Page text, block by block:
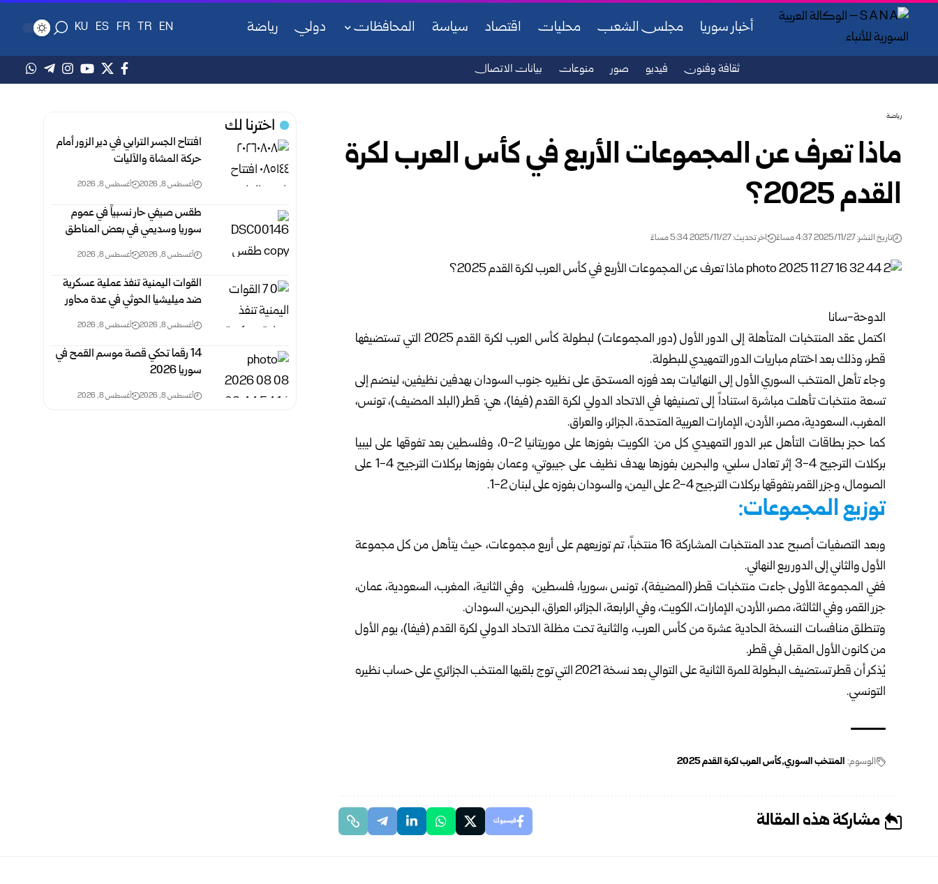
أخبار سوريا مجلس الشعب محليات اقتصاد سياسة المحافظات دولي رياضة EN
TR
FR
ES
KU
ثقافة وفنون فيديو صور منوعات بيانات الاتصال
رياضة
ماذا تعرف عن المجموعات الأربع في كأس العرب لكرة
القدم 2025؟
تاريخ النشر: 2025/11/27 4:37 مساءً اخر تحديث: 2025/11/27 5:34 مساءً
الدوحة-سانا
اكتمل عقد المنتخبات المتأهلة إلى الدور الأول (دور المجموعات) لبطولة كأس العرب لكرة القدم 2025 التي تستضيفها
قطر، وذلك بعد اختتام مباريات الدور التمهيدي للبطولة.
وجاء تأهل المنتخب السوري الأول إلى النهائيات بعد فوزه المستحق على نظيره جنوب السودان بهدفين نظيفين، لينضم إلى
تسعة منتخبات تأهلت مباشرة استناداً إلى تصنيفها في الاتحاد الدولي لكرة القدم (فيفا)، هي: قطر (البلد المضيف)، تونس،
المغرب، السعودية، مصر، الأردن، الإمارات العربية المتحدة، الجزائر، والعراق.
كما حجز بطاقات التأهل عبر الدور التمهيدي كل من: الكويت بفوزها على موريتانيا 2-0، وفلسطين بعد تفوقها على ليبيا
بركلات الترجيح 4-3 إثر تعادل سلبي، والبحرين بفوزها بهدف نظيف على جيبوتي، وعمان بفوزها بركلات الترجيح 4-1 على
الصومال، وجزر القمر بتفوقها بركلات الترجيح 4-2 على اليمن، والسودان بفوزه على لبنان 2-1.
توزيع المجموعات:
وبعد التصفيات أصبح عدد المنتخبات المشاركة 16 منتخباً، تم توزيعهم على أربع مجموعات، حيث يتأهل من كل مجموعة
الأول والثاني إلى الدور ربع النهائي.
ففي المجموعة الأولى جاءت منتخبات قطر (المضيفة)، تونس ،سوريا، فلسطين، وفي الثانية، المغرب، السعودية، عمان،
جزر القمر، وفي الثالثة، مصر، الأردن، الإمارات، الكويت، وفي الرابعة، الجزائر، العراق، البحرين، السودان.
وتنطلق منافسات النسخة الحادية عشرة من كأس العرب، والثانية تحت مظلة الاتحاد الدولي لكرة القدم (فيفا)، يوم الأول
من كانون الأول المقبل في قطر.
يُذكر أن قطر تستضيف البطولة للمرة الثانية على التوالي بعد نسخة 2021 التي توج بلقبها المنتخب الجزائري على حساب نظيره
التونسي.
الوسوم: المنتخب السوري كأس العرب لكرة القدم 2025
مشاركة هذه المقالة فيسبوك
اخترنا لك
افتتاح الجسر الترابي في دير الزور أمام
حركة المشاة والآليات
أغسطس 8, 2026 أغسطس 8, 2026
طقس صيفي حار نسبياً في عموم
سوريا وسديمي في بعض ‏المناطق‎ ‎
أغسطس 8, 2026 أغسطس 8, 2026
القوات اليمنية تنفذ عملية عسكرية
ضد ميليشيا الحوثي في ‏عدة محاور ‏
أغسطس 8, 2026 أغسطس 8, 2026
14 رقما تحكي قصة موسم القمح في
سوريا 2026
أغسطس 8, 2026 أغسطس 8, 2026